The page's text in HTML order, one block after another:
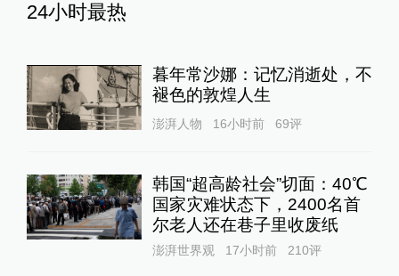
24小时最热
暮年常沙娜：记忆消逝处，不
褪色的敦煌人生
澎湃人物 16小时前 69评
韩国“超高龄社会”切面：40℃
国家灾难状态下，2400名首
尔老人还在巷子里收废纸
澎湃世界观 17小时前 210评